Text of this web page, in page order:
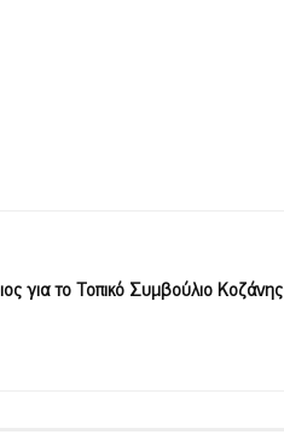
για το Τοπικό Συμβούλιο Κοζάνης